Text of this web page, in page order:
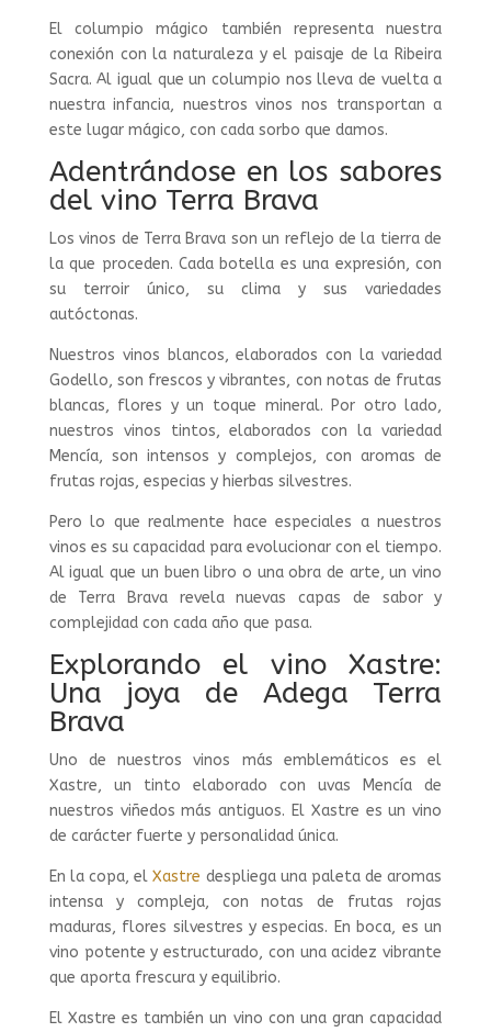
El columpio mágico también representa nuestra
conexión con la naturaleza y el paisaje de la Ribeira
Sacra. Al igual que un columpio nos lleva de vuelta a
nuestra infancia, nuestros vinos nos transportan a
este lugar mágico, con cada sorbo que damos.
Adentrándose en los sabores
del vino Terra Brava
Los vinos de Terra Brava son un reflejo de la tierra de
la que proceden. Cada botella es una expresión, con
su terroir único, su clima y sus variedades
autóctonas.
Nuestros vinos blancos, elaborados con la variedad
Godello, son frescos y vibrantes, con notas de frutas
blancas, flores y un toque mineral. Por otro lado,
nuestros vinos tintos, elaborados con la variedad
Mencía, son intensos y complejos, con aromas de
frutas rojas, especias y hierbas silvestres.
Pero lo que realmente hace especiales a nuestros
vinos es su capacidad para evolucionar con el tiempo.
Al igual que un buen libro o una obra de arte, un vino
de Terra Brava revela nuevas capas de sabor y
complejidad con cada año que pasa.
Explorando el vino Xastre:
Una joya de Adega Terra
Brava
Uno de nuestros vinos más emblemáticos es el
Xastre, un tinto elaborado con uvas Mencía de
nuestros viñedos más antiguos. El Xastre es un vino
de carácter fuerte y personalidad única.
En la copa, elXastre despliega una paleta de aromas
intensa y compleja, con notas de frutas rojas
maduras, flores silvestres y especias. En boca, es un
vino potente y estructurado, con una acidez vibrante
que aporta frescura y equilibrio.
El Xastre es también un vino con una gran capacidad